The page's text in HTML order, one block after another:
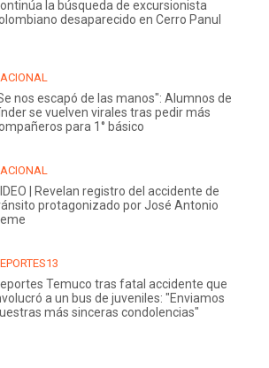
la búsqueda de excursionista
desaparecido en Cerro Panul
nos escapó de las manos": Alumnos de
se vuelven virales tras pedir más
para 1° básico
| Revelan registro del accidente de
protagonizado por José Antonio
Temuco tras fatal accidente que
a un bus de juveniles: "Enviamos
más sinceras condolencias"